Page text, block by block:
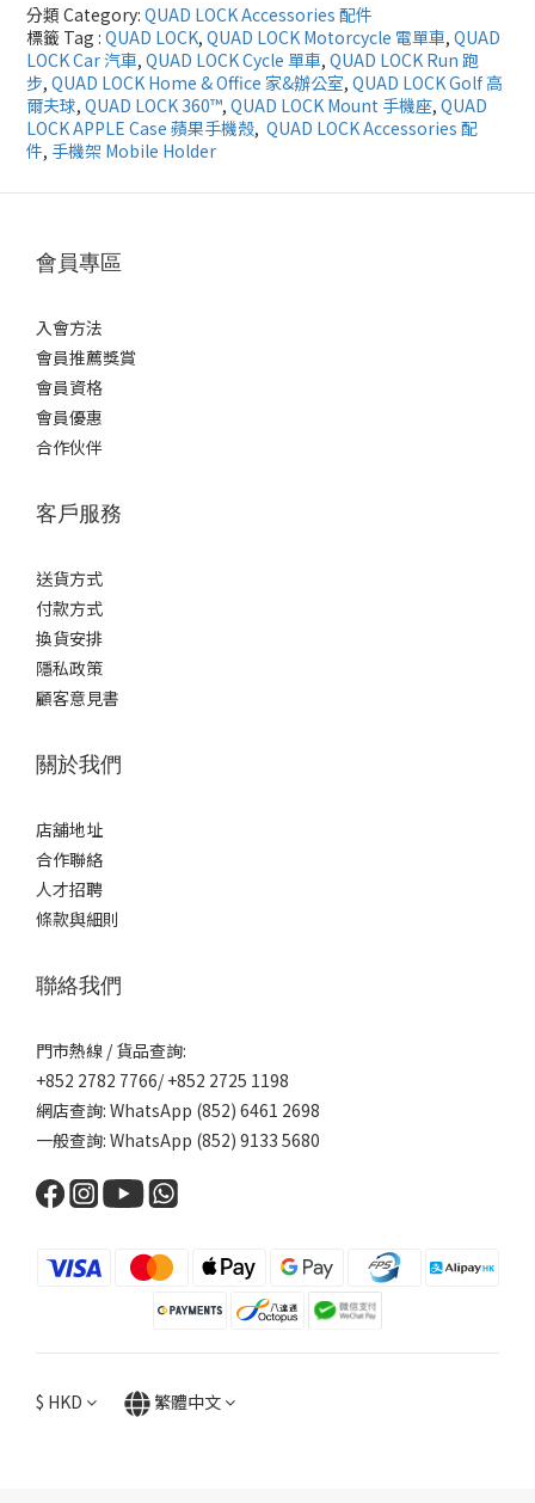
分類 Category: QUAD LOCK Accessories 配件
標籤 Tag : QUAD LOCK, QUAD LOCK Motorcycle 電單車, QUAD
LOCK Car 汽車, QUAD LOCK Cycle 單車, QUAD LOCK Run 跑
步, QUAD LOCK Home & Office 家&辦公室, QUAD LOCK Golf 高
爾夫球, QUAD LOCK 360™, QUAD LOCK Mount 手機座, QUAD
LOCK APPLE Case 蘋果手機殼, QUAD LOCK Accessories 配
件, 手機架 Mobile Holder
會員專區
入會方法
會員推薦獎賞
會員資格
會員優惠
合作伙伴
客戶服務
送貨方式
付款方式
換貨安排
隱私政策
顧客意見書
關於我們
店舖地址
合作聯絡
人才招聘
條款與細則
聯絡我們
門市熱線 / 貨品查詢:
+852 2782 7766/ +852 2725 1198
網店查詢: WhatsApp (852) 6461 2698
一般查詢: WhatsApp (852) 9133 5680
$ HKD 繁體中文